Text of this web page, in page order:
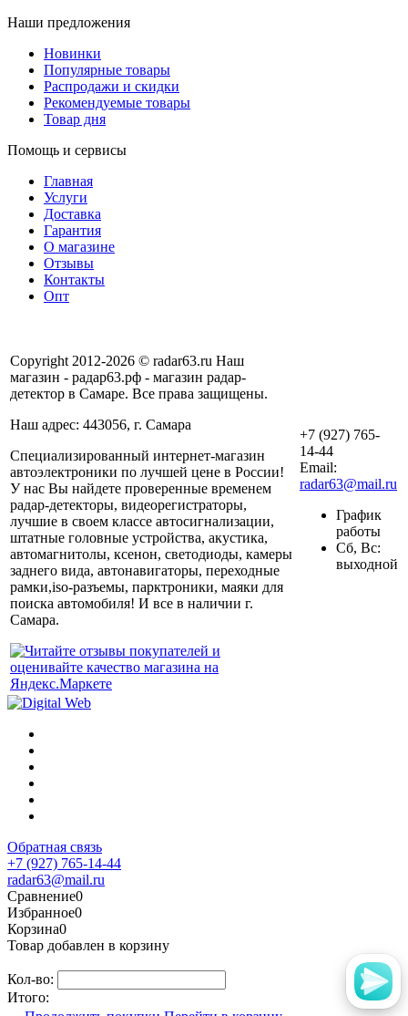
Наши предложения
Новинки
Популярные товары
Распродажи и скидки
Рекомендуемые товары
Товар дня
Помощь и сервисы
Главная
Услуги
Доставка
Гарантия
О магазине
Отзывы
Контакты
Опт
Copyright 2012-2026 © radar63.ru Наш
магазин - радар63.рф - магазин радар-
детектор в Самаре. Все права защищены.
Наш адрес: 443056, г. Самара
Специализированный интернет-магазин
автоэлектроники по лучшей цене в России!
У нас Вы найдете проверенные временем
радар-детекторы, видеорегистраторы,
лучшие в своем классе автосигнализации,
штатные головные устройства, акустика,
автомагнитолы, ксенон, светодиоды, камеры
заднего вида, автонавигаторы, переходные
рамки,iso-разъемы, парктроники, маяки для
поиска автомобиля! И все в наличии г.
Самара.
+7 (927) 765-
14-44
Email:
radar63@mail.ru
График
работы
Сб, Вс:
выходной
Обратная связь
+7 (927) 765-14-44
radar63@mail.ru
Сравнение0
Избранное0
Корзина0
Товар добавлен в корзину
Кол-во:
Итого: